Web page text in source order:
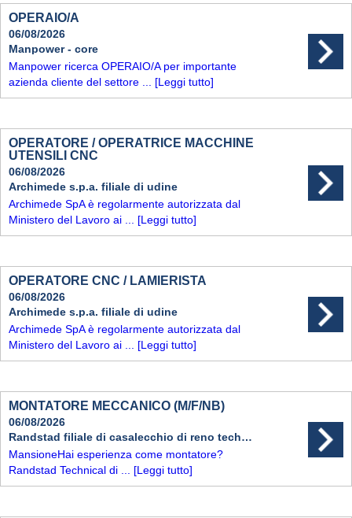
OPERAIO/A
06/08/2026
Manpower - core
Manpower ricerca OPERAIO/A per importante
azienda cliente del settore ... [Leggi tutto]
OPERATORE / OPERATRICE MACCHINE
UTENSILI CNC
06/08/2026
Archimede s.p.a. filiale di udine
Archimede SpA è regolarmente autorizzata dal
Ministero del Lavoro ai ... [Leggi tutto]
OPERATORE CNC / LAMIERISTA
06/08/2026
Archimede s.p.a. filiale di udine
Archimede SpA è regolarmente autorizzata dal
Ministero del Lavoro ai ... [Leggi tutto]
MONTATORE MECCANICO (M/F/NB)
06/08/2026
Randstad filiale di casalecchio di reno technical
MansioneHai esperienza come montatore?
Randstad Technical di ... [Leggi tutto]